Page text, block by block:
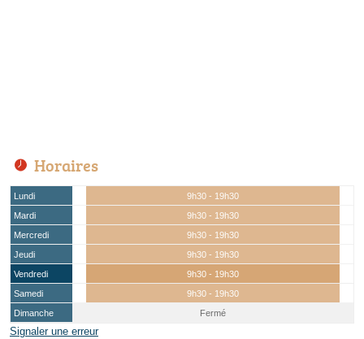
Horaires
Lundi
9h30 - 19h30
Mardi
9h30 - 19h30
Mercredi
9h30 - 19h30
Jeudi
9h30 - 19h30
Vendredi
9h30 - 19h30
Samedi
9h30 - 19h30
Dimanche
Fermé
Signaler une erreur